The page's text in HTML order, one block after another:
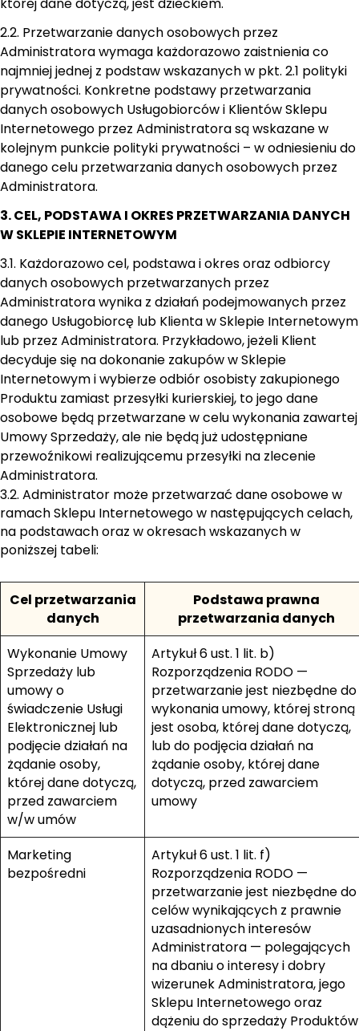
2.2. Przetwarzanie danych osobowych przez
Administratora wymaga każdorazowo zaistnienia co
najmniej jednej z podstaw wskazanych w pkt. 2.1 polityki
prywatności. Konkretne podstawy przetwarzania
danych osobowych Usługobiorców i Klientów Sklepu
Internetowego przez Administratora są wskazane w
kolejnym punkcie polityki prywatności – w odniesieniu do
danego celu przetwarzania danych osobowych przez
Administratora.
3. CEL, PODSTAWA I OKRES PRZETWARZANIA DANYCH
W SKLEPIE INTERNETOWYM
3.1. Każdorazowo cel, podstawa i okres oraz odbiorcy
danych osobowych przetwarzanych przez
Administratora wynika z działań podejmowanych przez
danego Usługobiorcę lub Klienta w Sklepie Internetowym
lub przez Administratora. Przykładowo, jeżeli Klient
decyduje się na dokonanie zakupów w Sklepie
Internetowym i wybierze odbiór osobisty zakupionego
Produktu zamiast przesyłki kurierskiej, to jego dane
osobowe będą przetwarzane w celu wykonania zawartej
Umowy Sprzedaży, ale nie będą już udostępniane
przewoźnikowi realizującemu przesyłki na zlecenie
Administratora.
3.2. Administrator może przetwarzać dane osobowe w
ramach Sklepu Internetowego w następujących celach,
na podstawach oraz w okresach wskazanych w
poniższej tabeli:
Cel przetwarzania
danych
Podstawa prawna
przetwarzania danych
Wykonanie Umowy
Sprzedaży lub
umowy o
świadczenie Usługi
Elektronicznej lub
podjęcie działań na
żądanie osoby,
której dane dotyczą,
przed zawarciem
w/w umów
Artykuł 6 ust. 1 lit. b)
Rozporządzenia RODO —
przetwarzanie jest niezbędne do
wykonania umowy, której stroną
jest osoba, której dane dotyczą,
lub do podjęcia działań na
żądanie osoby, której dane
dotyczą, przed zawarciem
umowy
Marketing
bezpośredni
Artykuł 6 ust. 1 lit. f)
Rozporządzenia RODO —
przetwarzanie jest niezbędne do
celów wynikających z prawnie
uzasadnionych interesów
Administratora — polegających
na dbaniu o interesy i dobry
wizerunek Administratora, jego
Sklepu Internetowego oraz
dążeniu do sprzedaży Produktów